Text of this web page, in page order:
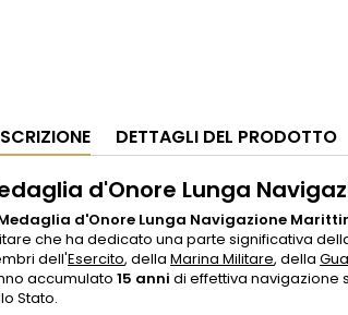
DETTAGLI DEL PRODOTTO
d'Onore Lunga
d'Onore Lunga Navigazione
che ha dedicato una parte significativa
dell'Esercito, della Marina Militare, della
accumulato 15 anni di effettiva navigazione
Stato.